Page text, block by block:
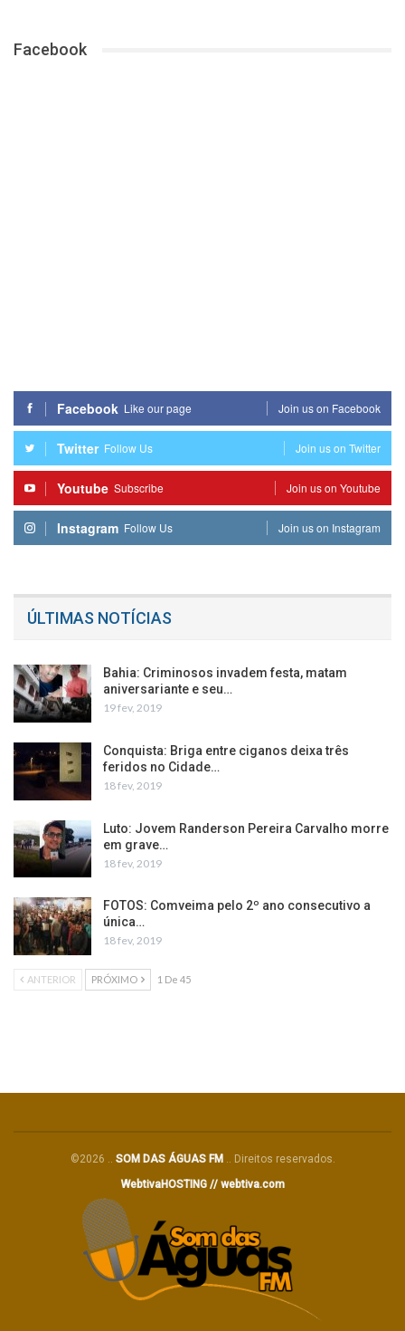
Facebook
Facebook Like our page Join us on Facebook
Twitter Follow Us Join us on Twitter
Youtube Subscribe Join us on Youtube
Instagram Follow Us Join us on Instagram
ÚLTIMAS NOTÍCIAS
Bahia: Criminosos invadem festa, matam
aniversariante e seu…
19 fev, 2019
Conquista: Briga entre ciganos deixa três
feridos no Cidade…
18 fev, 2019
Luto: Jovem Randerson Pereira Carvalho morre
em grave…
18 fev, 2019
FOTOS: Comveima pelo 2º ano consecutivo a
única…
18 fev, 2019
ANTERIOR PRÓXIMO 1 De 45
©2026 .. SOM DAS ÁGUAS FM .. Direitos reservados.
WebtivaHOSTING // webtiva.com